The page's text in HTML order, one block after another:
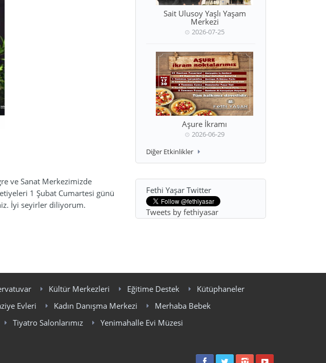
ve Sanat Merkezimizde
1 Şubat Cumartesi günü
İyi seyirler diliyorum.
Sait Ulusoy Yaşlı Yaşam
Merkezi
2026-07-25
Aşure İkramı
2026-06-29
Diğer Etkinlikler
Fethi Yaşar Twitter
Tweets by fethiyasar
Kültür Merkezleri Eğitime Destek
Kütüphaneler
Evleri Kadın Danışma Merkezi
Merhaba Bebek
Tiyatro Salonlarımız Yenimahalle Evi Müzesi